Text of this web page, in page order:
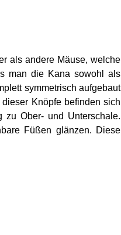
als andere Mäuse, welche
man die Kana sowohl als
symmetrisch aufgebaut
Knöpfe befinden sich
zu Ober- und Unterschale.
Füßen glänzen. Diese